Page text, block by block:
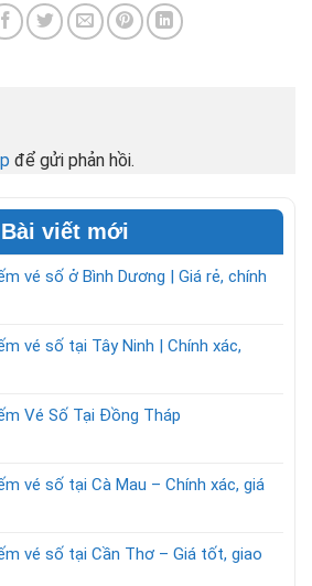
để gửi phản hồi.
Bài viết mới
vé số ở Bình Dương | Giá rẻ, chính
vé số tại Tây Ninh | Chính xác,
Vé Số Tại Đồng Tháp
vé số tại Cà Mau – Chính xác, giá
vé số tại Cần Thơ – Giá tốt, giao